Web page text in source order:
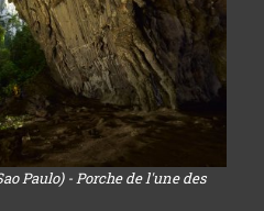
Paulo) - Porche de l'une des